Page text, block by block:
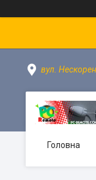
вул.
Головна